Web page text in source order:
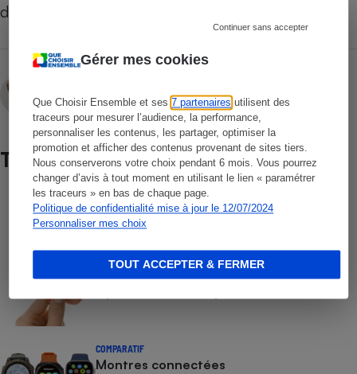
Gérer mes cookies
Que Choisir Ensemble et ses7 partenaires utilisent des
traceurs pour mesurer l’audience, la performance,
personnaliser les contenus, les partager, optimiser la
promotion et afficher des contenus provenant de sites tiers.
Nous conserverons votre choix pendant 6 mois. Vous pourrez
changer d’avis à tout moment en utilisant le lien « paramétrer
les traceurs » en bas de chaque page.
Politique de confidentialité mise à jour le 12/07/2024
Personnaliser mes choix
Continuer sans accepter
TOUT ACCEPTER & FERMER
de préserver l’autonomie des appareils.
Test
COMPARATIF
Smartphones
COMPARATIF
Montres connectées